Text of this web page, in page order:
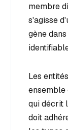
membre
s'agisse
gène
Les
ensemble
qui décrit
doit